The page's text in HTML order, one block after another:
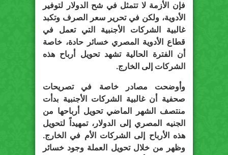
فإن الأزمة لا تتمثل في شح الدولار لتوفير
الأدوية، ولكن في تحرير سعر الصرف وتكبد
غالبية الشركات الأجنبية التي تعمل في
قطاع الأدوية المصري خسائر حادة، خاصة
أن الفترة الحالية تشهد تحويل أرباح هذه
الشركات إلى الخارج.
وأوضحت مصادر خاصة في تصريحات
صحفية أن غالبية الشركات الأجنبية بدأت
منتصف الشهر الماضي تحويل أرباحها من
الجنيه المصري إلى الدولار، تمهيداً لتحويل
هذه الأرباح إلى الشركات الأم في الخارج.
وظهر من خلال تحويل العملة وجود خسائر